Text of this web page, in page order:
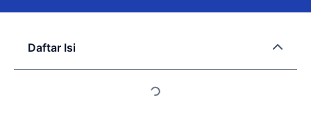
Daftar Isi